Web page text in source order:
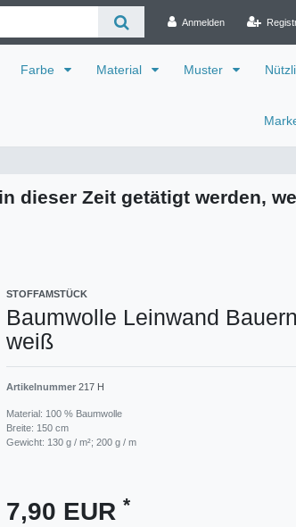
Anmelden
Farbe Material Muster
dieser Zeit getätigt werden,
STOFFAMSTÜCK
Baumwolle Leinwand
weiß
Artikelnummer 217 H
Material: 100 % Baumwolle
Breite: 150 cm
Gewicht: 130 g / m²; 200 g / m
7,90 EUR *